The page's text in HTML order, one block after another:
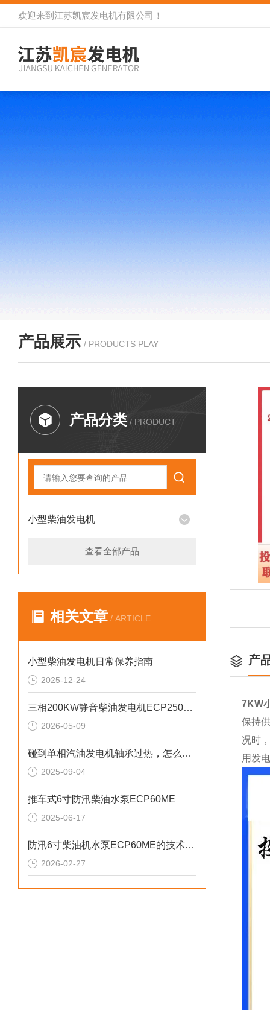
欢迎来到 江苏凯宸发电机有限公司 ！
产品展示 / PRODUCTS PLAY
产品分类 / PRODUCT
小型柴油发电机
查看全部产品
相关文章 / ARTICLE
小型柴油发电机日常保养指南
2025-12-24
三相200KW静音柴油发电机ECP2500KVA参数介绍
2026-05-09
碰到单相汽油发电机轴承过热，怎么处理
2025-09-04
推车式6寸防汛柴油水泵ECP60ME
2025-06-17
防汛6寸柴油机水泵ECP60ME的技术参数
2026-02-27
产
7KW
保持
况时
用发